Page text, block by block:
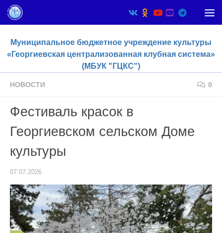
Skip to content
Муниципальное бюджетное учреждение культуры
«Георгиевская централизованная клубная система»
(МБУК "ГЦКС")
НОВОСТИ 0
Фестиваль красок в
Георгиевском сельском Доме
культуры
07.07.2026